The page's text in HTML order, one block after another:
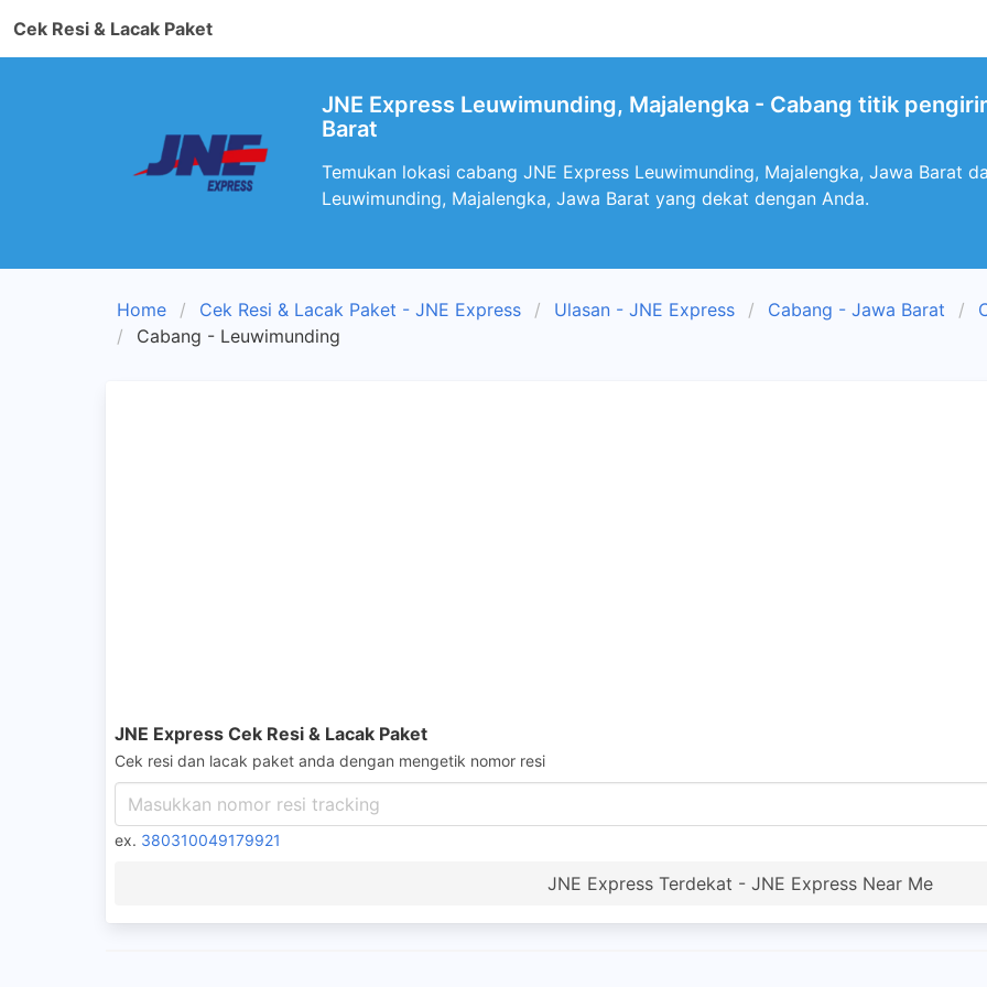
Cek Resi & Lacak Paket
JNE Express Leuwimunding, Majalengka - Cabang titik
Barat
Temukan lokasi cabang JNE Express Leuwimunding, Majalengka, Jawa Barat
Leuwimunding, Majalengka, Jawa Barat yang dekat dengan Anda.
Home Cek Resi & Lacak Paket - JNE Express Ulasan - JNE Express Cabang - Jawa Barat
Cabang - Leuwimunding
JNE Express Cek Resi & Lacak Paket
Cek resi dan lacak paket anda dengan mengetik nomor resi
ex. 380310049179921
JNE Express Terdekat - JNE Express Near Me